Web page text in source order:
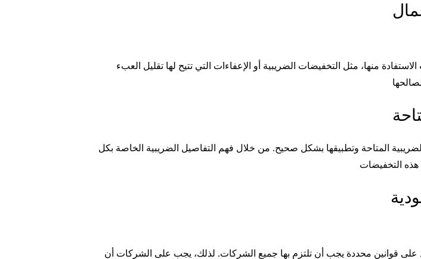
منها، مثل التخفيضات الضريبية أو الإعفاءات التي تتيح لها تقليل العبء
المتاحة وتطبيقها بشكل صحيح. من خلال فهم التفاصيل الضريبية الخاصة بكل
على قوانين محددة يجب أن تلتزم بها جميع الشركات. لذلك، يجب على الشركات أن